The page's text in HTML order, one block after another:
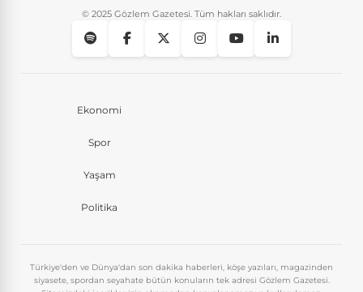
© 2025 Gözlem Gazetesi. Tüm hakları saklıdır.
Ekonomi
Spor
Yaşam
Politika
Türkiye'den ve Dünya'dan son dakika haberleri, köşe yazıları, magazinden
siyasete, spordan seyahate bütün konuların tek adresi Gözlem Gazetesi.